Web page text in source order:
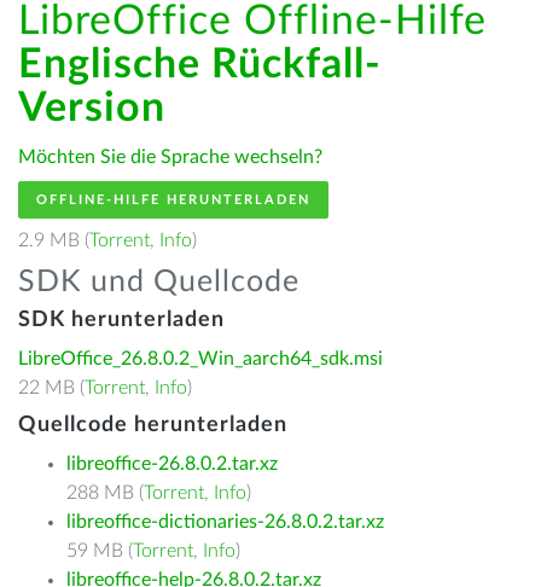
LibreOffice Offline-Hilfe
Englische Rückfall-
Version
Möchten Sie die Sprache wechseln?
OFFLINE-HILFE HERUNTERLADEN
2.9 MB (Torrent, Info)
SDK und Quellcode
SDK herunterladen
LibreOffice_26.8.0.2_Win_aarch64_sdk.msi
22 MB (Torrent, Info)
Quellcode herunterladen
libreoffice-26.8.0.2.tar.xz
288 MB (Torrent, Info)
libreoffice-dictionaries-26.8.0.2.tar.xz
59 MB (Torrent, Info)
libreoffice-help-26.8.0.2.tar.xz